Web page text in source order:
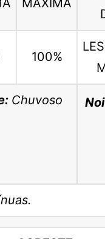
100%
Chuvoso